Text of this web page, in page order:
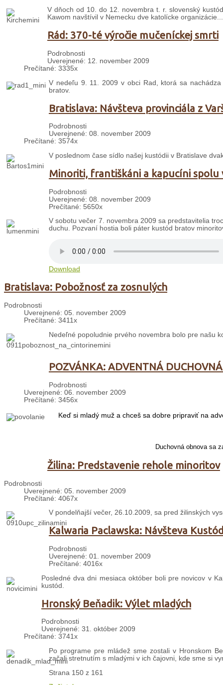
V dňoch od 10. do 12. novembra t. r. slovenský
Kawom navštívil v Nemecku dve katolícke organizácie...
Rád: 370-té výročie mučeníckej smrti
Podrobnosti
Uverejnené: 12. november 2009
Prečítané: 3335x
V nedeľu 9. 11. 2009 v obci Rad, ktorá sa
bratov.
Bratislava: Návšteva provinciála z
Podrobnosti
Uverejnené: 08. november 2009
Prečítané: 3574x
V poslednom čase sídlo našej kustódii v Bratislave
Minoriti, františkáni a kapucíni spolu
Podrobnosti
Uverejnené: 08. november 2009
Prečítané: 5650x
V sobotu večer 7. novembra 2009 sa predstavitelia
duchu. Pozvaní hostia boli páter kustód bratov
Download
Bratislava: Pobožnosť za zosnulých
Podrobnosti
Uverejnené: 05. november 2009
Prečítané: 3411x
Nedeľné popoludnie prvého novembra bolo pre našu
POZVÁNKA: ADVENTNÁ
Podrobnosti
Uverejnené: 06. november 2009
Prečítané: 3456x
Keď si mladý muž a chceš sa dobre pripraviť na
Duchovná obnova sa
Žilina: Predstavenie rehole minoritov
Podrobnosti
Uverejnené: 05. november 2009
Prečítané: 4067x
V pondelňajší večer, 26.10.2009, sa pred žilinských
Kalwaria Paclawska: Návšteva
Podrobnosti
Uverejnené: 01. november 2009
Prečítané: 4016x
Posledné dva dni mesiaca október boli pre novicov v
kustód.
Hronský Beňadik: Výlet mladých
Podrobnosti
Uverejnené: 31. október 2009
Prečítané: 3741x
Po programe pre mládež sme zostali v Hronskom
začali stretnutím s mladými v ich čajovni, kde sme si
Strana 150 z 161